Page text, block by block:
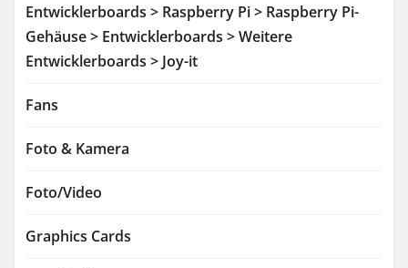
Entwicklerboards > Raspberry Pi > Raspberry Pi-
Gehäuse > Entwicklerboards > Weitere
Entwicklerboards > Joy-it
Fans
Foto & Kamera
Foto/Video
Graphics Cards